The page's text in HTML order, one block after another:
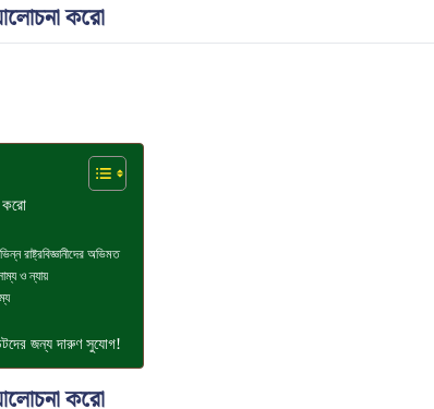
করো
রাষ্ট্রবিজ্ঞানীদের অভিমত
ও ন্যায়
জন্য দারুণ সুযোগ!
করো